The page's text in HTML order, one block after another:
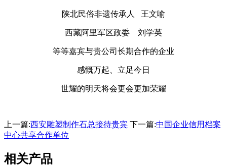
陕北民俗非遗传承人 王文喻
西藏阿里军区政委 刘学英
等等嘉宾与贵公司长期合作的企业
感慨万起、立足今日
世耀的明天将会更会更加荣耀
上一篇:西安雕塑制作石总接待贵宾 下一篇:中国企业信用档案
中心共享合作单位
相关产品